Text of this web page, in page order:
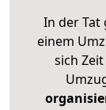
In der Tat
einem
sich